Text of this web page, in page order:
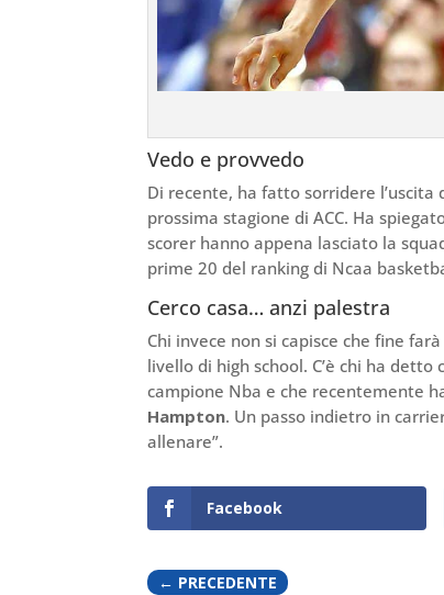
Vedo e provvedo
Di recente, ha fatto sorridere l’uscita
prossima stagione di ACC. Ha
scorer hanno appena lasciato la
prime 20 del ranking di Ncaa
Cerco casa… anzi palestra
Chi invece non si capisce che fine farà
livello di high school. C’è chi ha
campione Nba e che recentemente
Hampton. Un passo indietro in
allenare”.
Facebook
← PRECEDENTE